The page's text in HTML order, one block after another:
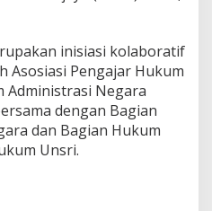
inisiasi kolaboratif
Asosiasi Pengajar Hukum
Administrasi Negara
dengan Bagian
dan Bagian Hukum
Unsri.